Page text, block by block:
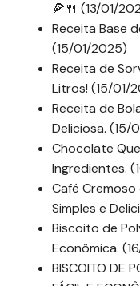
🍕🍴 (13/01/
Receita Base
(15/01/2025)
Receita de
Litros! (15/01/
Receita de
Deliciosa. (15/
Chocolate
Ingredientes.
Café
Simples e
Biscoito de
Econômica.
BISCOITO DE